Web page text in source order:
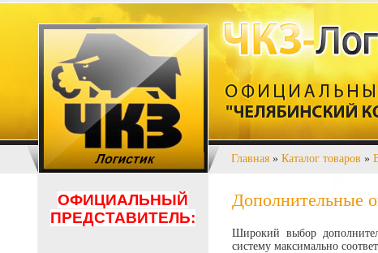
Главная » Каталог товаров »
ОФИЦИАЛЬНЫЙ
ПРЕДСТАВИТЕЛЬ:
Дополнительные
Широкий выбор
систему максимально